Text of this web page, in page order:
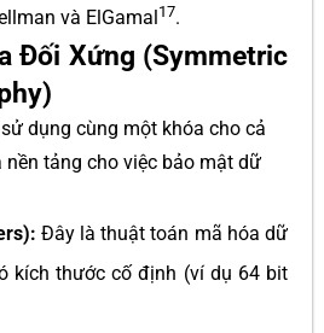
và ElGamal17.
Đối Xứng (Symmetric
dụng cùng một khóa cho cả
nền tảng cho việc bảo mật dữ
Đây là thuật toán mã hóa dữ
kích thước cố định (ví dụ 64 bit